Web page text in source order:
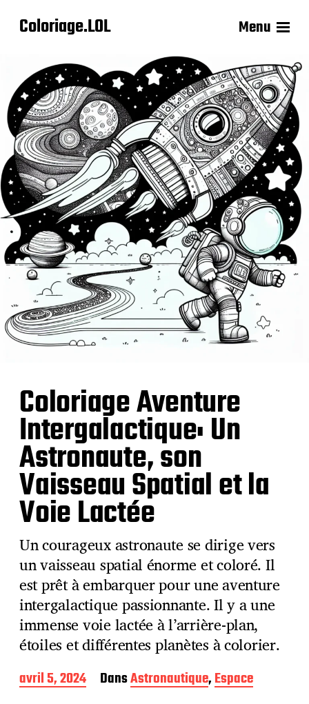
Coloriage.LOL Menu
Coloriage Aventure
Intergalactique: Un
Astronaute, son
Vaisseau Spatial et la
Voie Lactée
Un courageux astronaute se dirige vers
un vaisseau spatial énorme et coloré. Il
est prêt à embarquer pour une aventure
intergalactique passionnante. Il y a une
immense voie lactée à l’arrière-plan,
étoiles et différentes planètes à colorier.
D
a
avril 5, 2024 DansAstronautique,Espace